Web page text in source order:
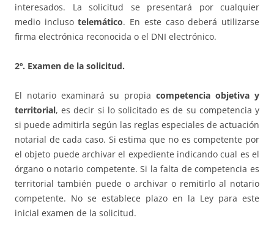
interesados. La solicitud se presentará por cualquier
medio inclusotelemático. En este caso deberá utilizarse
firma electrónica reconocida o el DNI electrónico.
2º. Examen de la solicitud.
El notario examinará su propia competencia objetiva y
territorial, es decir si lo solicitado es de su competencia y
si puede admitirla según las reglas especiales de actuación
notarial de cada caso. Si estima que no es competente por
el objeto puede archivar el expediente indicando cual es el
órgano o notario competente. Si la falta de competencia es
territorial también puede o archivar o remitirlo al notario
competente. No se establece plazo en la Ley para este
inicial examen de la solicitud.